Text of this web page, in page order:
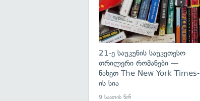
21-ე საუკუნის საუკეთესო
თრილერი რომანები —
ნახეთ The New York Times-
ის სია
9 საათის წინ